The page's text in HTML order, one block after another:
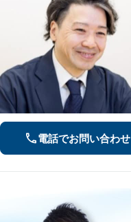
電話でお問い合わせ